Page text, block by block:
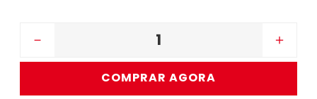
＋
－
COMPRAR AGORA